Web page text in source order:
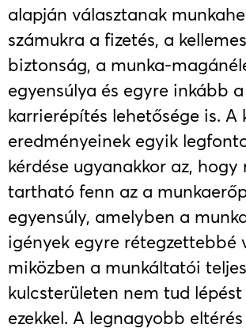
alapján választanak
számukra a fizetés, a
biztonság, a munka-
egyensúlya és egyre inkább a
karrierépítés lehetősége is. A
eredményeinek egyik
kérdése ugyanakkor az, hogy
tartható fenn az a
egyensúly, amelyben a
igények egyre rétegzettebbé
miközben a munkáltatói
kulcsterületen nem tud
ezekkel. A legnagyobb